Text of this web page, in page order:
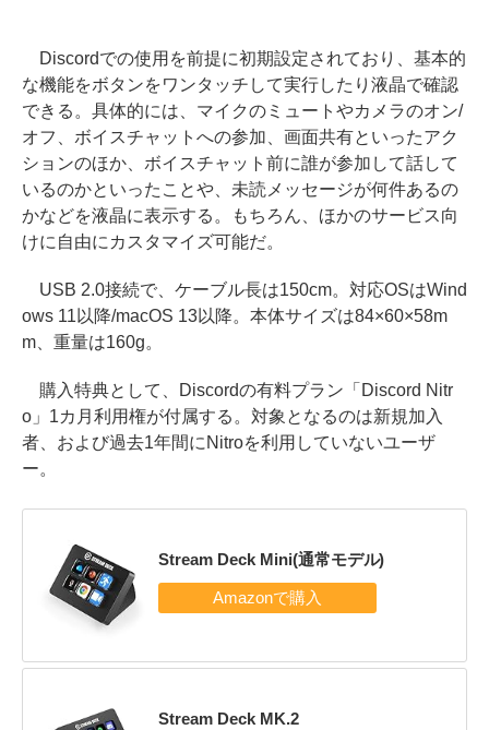
Discordでの使用を前提に初期設定されており、基本的
な機能をボタンをワンタッチして実行したり液晶で確認
できる。具体的には、マイクのミュートやカメラのオン/
オフ、ボイスチャットへの参加、画面共有といったアク
ションのほか、ボイスチャット前に誰が参加して話して
いるのかといったことや、未読メッセージが何件あるの
かなどを液晶に表示する。もちろん、ほかのサービス向
けに自由にカスタマイズ可能だ。
USB 2.0接続で、ケーブル長は150cm。対応OSはWind
ows 11以降/macOS 13以降。本体サイズは84×60×58m
m、重量は160g。
購入特典として、Discordの有料プラン「Discord Nitr
o」1カ月利用権が付属する。対象となるのは新規加入
者、および過去1年間にNitroを利用していないユーザ
ー。
Stream Deck Mini(通常モデル)
Stream Deck MK.2